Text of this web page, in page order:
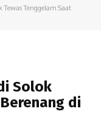
Tewas Tenggelam Saat
Solok
di